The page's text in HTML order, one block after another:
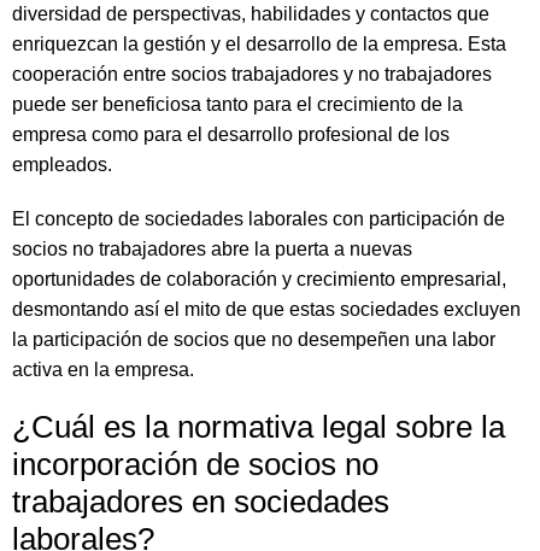
diversidad de perspectivas, habilidades y contactos que
enriquezcan la gestión y el desarrollo de la empresa. Esta
cooperación entre socios trabajadores y no trabajadores
puede ser beneficiosa tanto para el crecimiento de la
empresa como para el desarrollo profesional de los
empleados.
El concepto de sociedades laborales con participación de
socios no trabajadores abre la puerta a nuevas
oportunidades de colaboración y crecimiento empresarial,
desmontando así el mito de que estas sociedades excluyen
la participación de socios que no desempeñen una labor
activa en la empresa.
¿Cuál es la normativa legal sobre la
incorporación de socios no
trabajadores en sociedades
laborales?